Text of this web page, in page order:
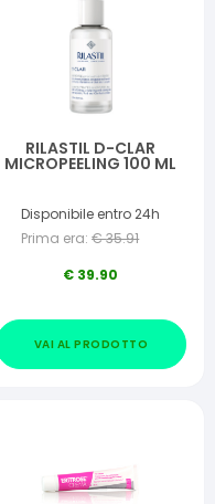
RILASTIL D-CLAR
MICROPEELING 100 ML
Disponibile entro 24h
Prima era: €35.91
€ 39.90
VAI AL PRODOTTO